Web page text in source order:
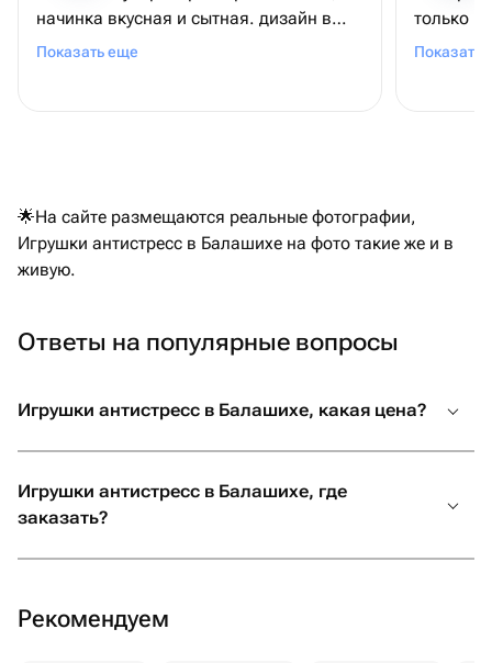
начинка вкусная и сытная. дизайн в
жизни очень удивил! гости были
Показать еще
только в
очень
Показать
🌟На сайте размещаются реальные фотографии,
Игрушки антистресс в Балашихе на фото такие же и в
живую.
Ответы на популярные вопросы
Игрушки антистресс в Балашихе, какая цена?
Игрушки антистресс в Балашихе, где
заказать?
Рекомендуем